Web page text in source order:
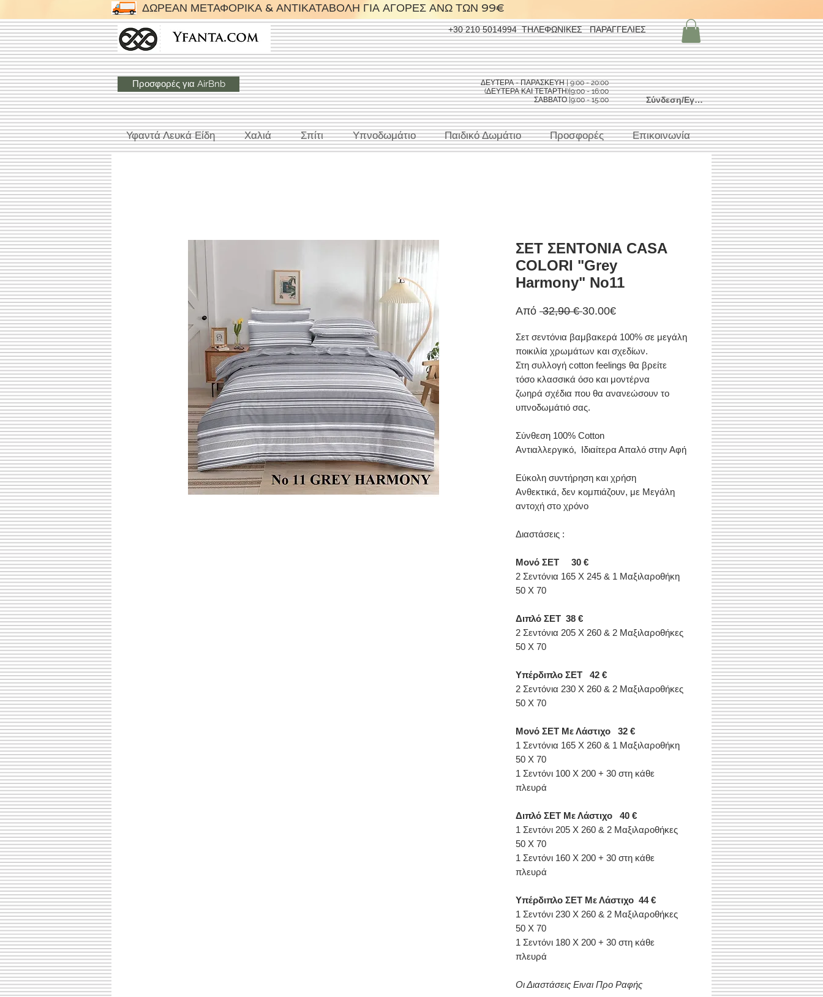
ΔΩΡΕΑΝ ΜΕΤΑΦΟΡΙΚΑ & ΑΝΤΙΚΑΤΑΒΟΛΗ ΓΙΑ ΑΓΟΡΕΣ ΑΝΩ ΤΩΝ 99€
+30 210 5014994 ΤΗΛΕΦΩΝΙΚΕΣ ΠΑΡΑΓΓΕΛΙΕΣ
Προσφορές για AirBnb
ΔΕΥΤΕΡΑ - ΠΑΡΑΣΚΕΥΗ | 9:00 - 20:00
(ΔΕΥΤΕΡΑ ΚΑΙ ΤΕΤΑΡΤΗ)|9:00 - 16:00
ΣΑΒΒΑΤΟ |9:00 - 15:00
Σύνδεση/Εγγραφή
Υφαντά Λευκά Είδη Χαλιά Σπίτι Υπνοδωμάτιο Παιδικό Δωμάτιο Προσφορές Επικοινωνία
ΣΕΤ ΣΕΝΤΟΝΙΑ CASA
COLORI "Grey
Harmony" Νο11
Από 32,90 € Κανονική
30.00€Τιμή
Σετ σεντόνια βαμβακερά 100% σε μεγάλη
ποικιλία χρωμάτων και σχεδίων.
Στη συλλογή cotton feelings θα βρείτε
τόσο κλασσικά όσο και μοντέρνα
ζωηρά σχέδια που θα ανανεώσουν το
υπνοδωμάτιό σας.
Σύνθεση 100% Cotton
Αντιαλλεργικό, Ιδιαίτερα Απαλό στην Αφή
Εύκολη συντήρηση και χρήση
Ανθεκτικά, δεν κομπιάζουν, με Μεγάλη
αντοχή στο χρόνο
Διαστάσεις :
Μονό ΣΕΤ
30 €
2 Σεντόνια 165 Χ 245 & 1 Μαξιλαροθήκη
50 Χ 70
Διπλό ΣΕΤ 38 €
2 Σεντόνια 205 Χ 260 & 2 Μαξιλαροθήκες
50 Χ 70
Υπέρδιπλο ΣΕΤ 42 €
2 Σεντόνια 230 Χ 260 & 2 Μαξιλαροθήκες
50 Χ 70
Μονό ΣΕΤ Με Λάστιχο 32 €
1 Σεντόνια 165 Χ 260 & 1 Μαξιλαροθήκη
50 Χ 70
1 Σεντόνι 100 Χ 200 + 30 στη κάθε
πλευρά
Διπλό ΣΕΤ Με Λάστιχο 40 €
1 Σεντόνι 205 Χ 260 & 2 Μαξιλαροθήκες
50 Χ 70
1 Σεντόνι 160 Χ 200 + 30 στη κάθε
πλευρά
Υπέρδιπλο ΣΕΤ Με Λάστιχο 44 €
1 Σεντόνι 230 Χ 260 & 2 Μαξιλαροθήκες
50 Χ 70
1 Σεντόνι 180 Χ 200 + 30 στη κάθε
πλευρά
Οι Διαστάσεις Ειναι Προ Ραφής